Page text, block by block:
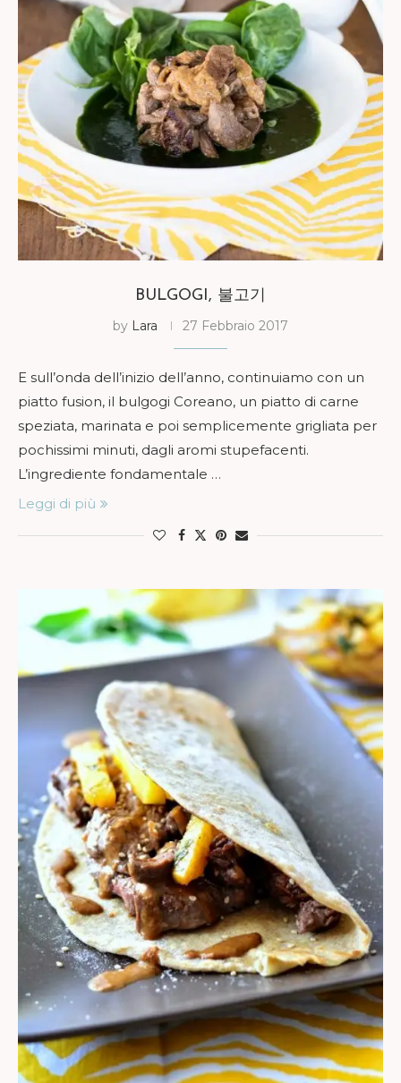
BULGOGI, 불고기
by Lara 27 Febbraio 2017
E sull’onda dell’inizio dell’anno, continuiamo con un
piatto fusion, il bulgogi Coreano, un piatto di carne
speziata, marinata e poi semplicemente grigliata per
pochissimi minuti, dagli aromi stupefacenti.
L’ingrediente fondamentale …
Leggi di più